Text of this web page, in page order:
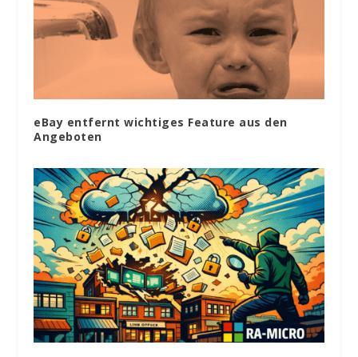
eBay entfernt wichtiges Feature aus den
Angeboten